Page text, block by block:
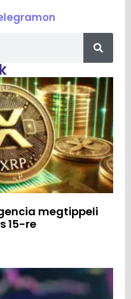
megtippeli
15-re